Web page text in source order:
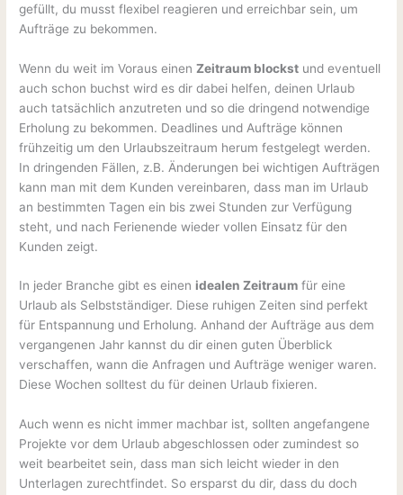
gefüllt, du musst flexibel reagieren und erreichbar sein, um
Aufträge zu bekommen.
Wenn du weit im Voraus einenZeitraum blockst und eventuell
auch schon buchst wird es dir dabei helfen, deinen Urlaub
auch tatsächlich anzutreten und so die dringend notwendige
Erholung zu bekommen. Deadlines und Aufträge können
frühzeitig um den Urlaubszeitraum herum festgelegt werden.
In dringenden Fällen, z.B. Änderungen bei wichtigen Aufträgen
kann man mit dem Kunden vereinbaren, dass man im Urlaub
an bestimmten Tagen ein bis zwei Stunden zur Verfügung
steht, und nach Ferienende wieder vollen Einsatz für den
Kunden zeigt.
In jeder Branche gibt es einen idealen Zeitraum für eine
Urlaub als Selbstständiger. Diese ruhigen Zeiten sind perfekt
für Entspannung und Erholung. Anhand der Aufträge aus dem
vergangenen Jahr kannst du dir einen guten Überblick
verschaffen, wann die Anfragen und Aufträge weniger waren.
Diese Wochen solltest du für deinen Urlaub fixieren.
Auch wenn es nicht immer machbar ist, sollten angefangene
Projekte vor dem Urlaub abgeschlossen oder zumindest so
weit bearbeitet sein, dass man sich leicht wieder in den
Unterlagen zurechtfindet. So ersparst du dir, dass du doch